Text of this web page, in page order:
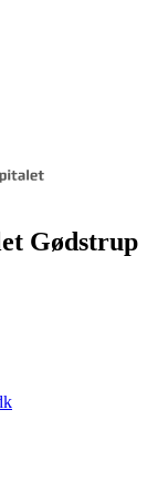
Gødstrup